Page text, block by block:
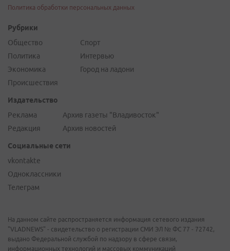
Политика обработки персональных данных
Рубрики
Общество
Политика
Экономика
Происшествия
Спорт
Интервью
Город на ладони
Издательство
Реклама
Редакция
Архив газеты "Владивосток"
Архив новостей
Социальные сети
vkontakte
Одноклассники
Телеграм
На данном сайте распространяется информация сетевого издания
"VLADNEWS" - свидетельство о регистрации СМИ ЭЛ № ФС 77 - 72742,
выдано Федеральной службой по надзору в сфере связи,
информационных технологий и массовых коммуникаций